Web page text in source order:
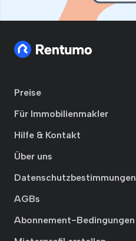
Preise
Für Immobilienmakler
Hilfe & Kontakt
Über uns
Datenschutzbestimmungen
AGBs
Abonnement-Bedingungen